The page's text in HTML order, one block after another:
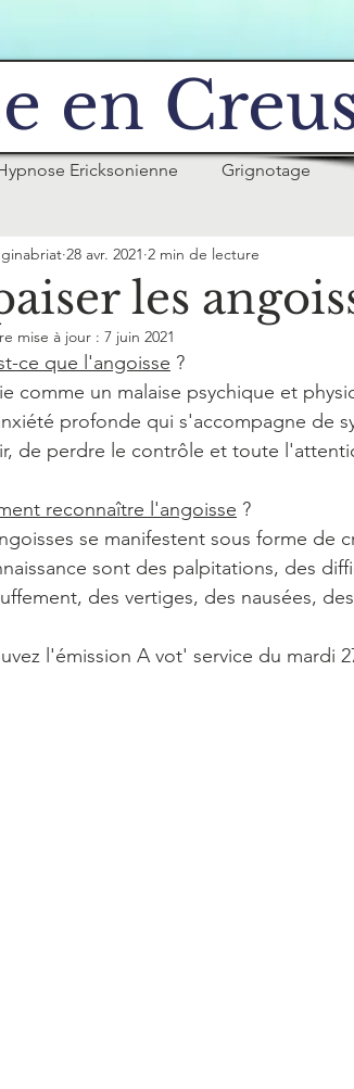
en
Ericksonienne Grignotage
les
ginabriat 28 avr. 2021 2 min de lecture
mise à jour : 7 juin 2021
ce que l'angoisse ?
comme un malaise psychique et
profonde qui s'accompagne de
de perdre le contrôle et toute
reconnaître l'angoisse ?
se manifestent sous forme de
sont des palpitations, des
des vertiges, des nausées,
l'émission A vot' service du mardi